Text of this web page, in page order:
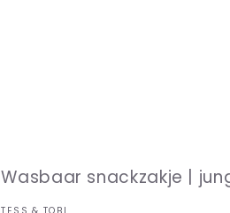
Wasbaar snackzakje |
TESS & TOBI